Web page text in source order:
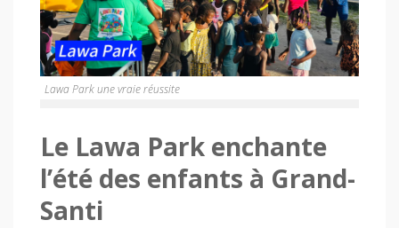
Lawa Park une vraie réussite
Le Lawa Park enchante
l’été des enfants à Grand-
Santi